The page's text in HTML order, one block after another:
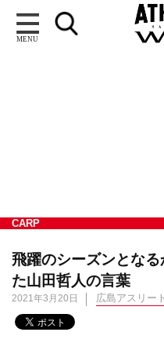
MENU
CARP
飛躍のシーズンとな
た山田哲人の言葉
2021年3月20日 広島アスリー